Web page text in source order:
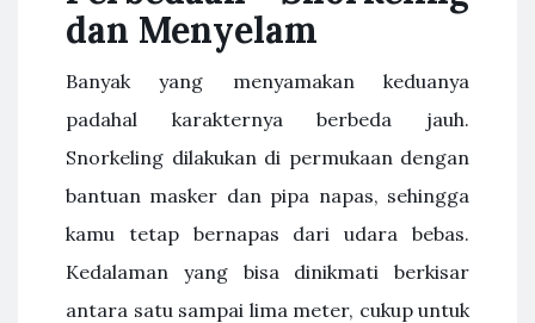
dan Menyelam
Banyak yang menyamakan keduanya
padahal karakternya berbeda jauh.
Snorkeling dilakukan di permukaan dengan
bantuan masker dan pipa napas, sehingga
kamu tetap bernapas dari udara bebas.
Kedalaman yang bisa dinikmati berkisar
antara satu sampai lima meter, cukup untuk